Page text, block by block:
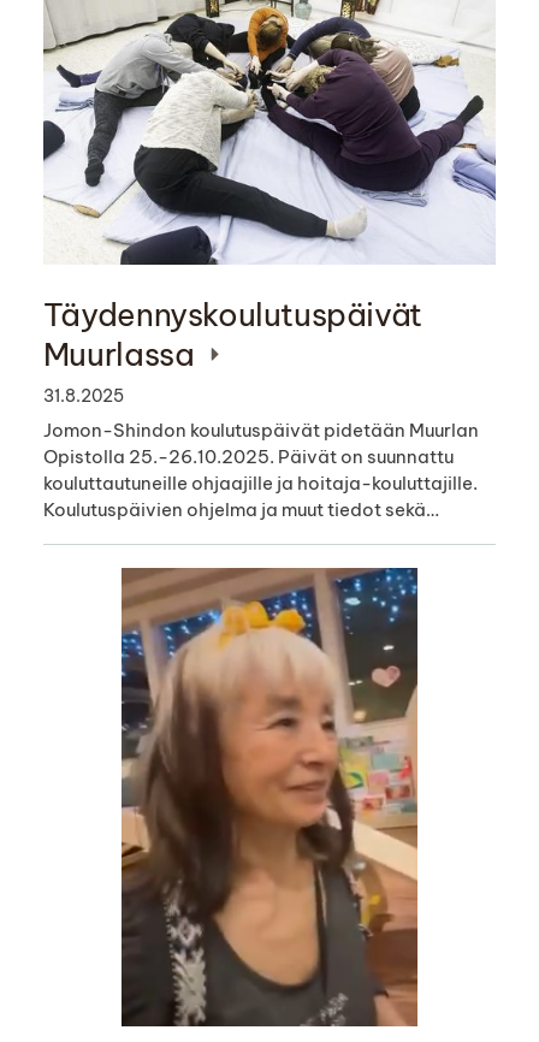
Täydennyskoulutuspäivät
Muurlassa
31.8.2025
Jomon-Shindon koulutuspäivät pidetään Muurlan
Opistolla 25.-26.10.2025. Päivät on suunnattu
kouluttautuneille ohjaajille ja hoitaja-kouluttajille.
Koulutuspäivien ohjelma ja muut tiedot sekä…